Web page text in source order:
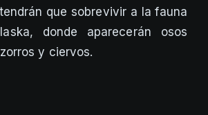
que sobrevivir a la fauna
donde aparecerán osos
y ciervos.